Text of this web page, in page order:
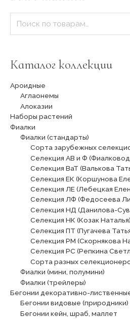
:
Каталог коллекции
Ароидные
Аглаонемы
Алоказии
Наборы растений
Фиалки
Фиалки (стандарты)
Сорта зарубежных
Селекция АВ и Ф
Селекция ВаТ (Валькова
Селекция ЕК (Коршунова
Селекция ЛЕ (Лебецкая
Селекция ЛФ (Федосеева
Селекция НД (Данилова-
Селекция НК (Козак Наталья)
Селекция ПТ (Пугачева
Селекция РМ (Скорнякова
Селекция РС (Репкина
Сорта разных
Фиалки (мини, полумини)
Фиалки (трейлеры)
Бегонии декоративно-
Бегонии видовые (природники)
Бегонии кейн, шраб, маллет